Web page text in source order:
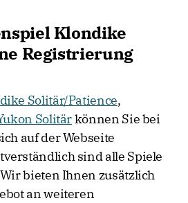
Klondike
Registrierung
Solitär/Patience,
Solitärkönnen Sie bei
auf der Webseite
sind alle Spiele
bieten Ihnen zusätzlich
an weiteren